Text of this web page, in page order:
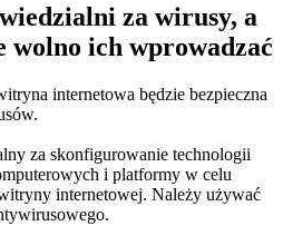
za wirusy, a
ich wprowadzać
internetowa będzie bezpieczna
za skonfigurowanie technologii
i platformy w celu
internetowej. Należy używać